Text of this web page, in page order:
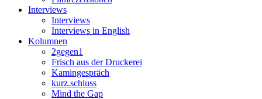
Interviews
Interviews
Interviews in English
Kolumnen
2gegen1
Frisch aus der Druckerei
Kamingespräch
kurz.schluss
Mind the Gap